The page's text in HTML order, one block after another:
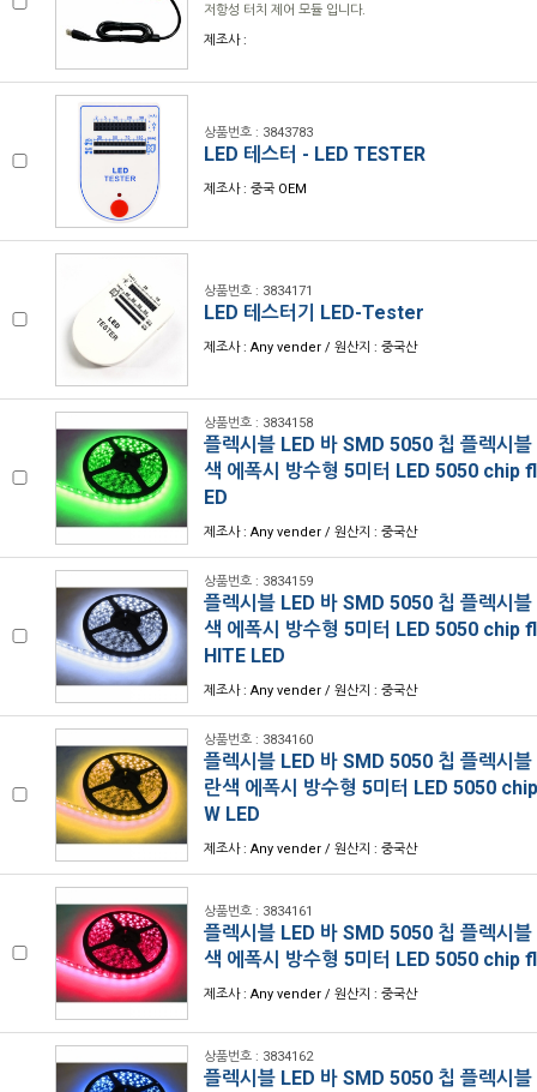
저항성 터치 제어 모듈 입니다.
제조사 :
상품번호 : 3843783
LED 테스터 - LED TESTER
제조사 : 중국 OEM
상품번호 : 3834171
LED 테스터기 LED-Tester
제조사 : Any vender / 원산지 : 중국산
상품번호 : 3834158
플렉시블 LED 바 SMD 5050 칩 플렉시
색 에폭시 방수형 5미터 LED 5050 chip
ED
제조사 : Any vender / 원산지 : 중국산
상품번호 : 3834159
플렉시블 LED 바 SMD 5050 칩 플렉시
색 에폭시 방수형 5미터 LED 5050 chip
HITE LED
제조사 : Any vender / 원산지 : 중국산
상품번호 : 3834160
플렉시블 LED 바 SMD 5050 칩 플렉시
란색 에폭시 방수형 5미터 LED 5050
W LED
제조사 : Any vender / 원산지 : 중국산
상품번호 : 3834161
플렉시블 LED 바 SMD 5050 칩 플렉시
색 에폭시 방수형 5미터 LED 5050 chip
제조사 : Any vender / 원산지 : 중국산
상품번호 : 3834162
플렉시블 LED 바 SMD 5050 칩 플렉시